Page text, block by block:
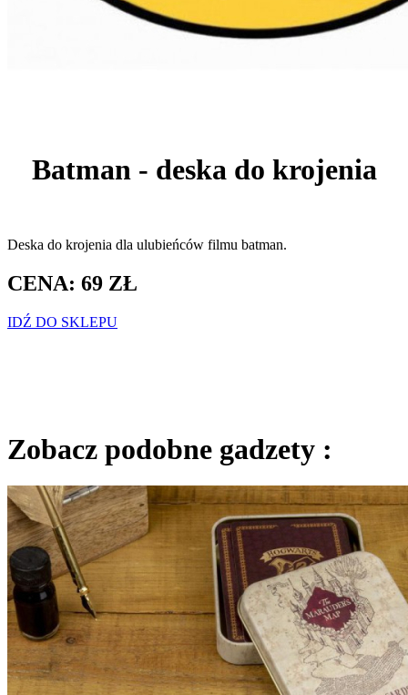
Batman - deska do krojenia
Deska do krojenia dla ulubieńców filmu batman.
CENA: 69 ZŁ
IDŹ DO SKLEPU
Zobacz podobne gadzety :